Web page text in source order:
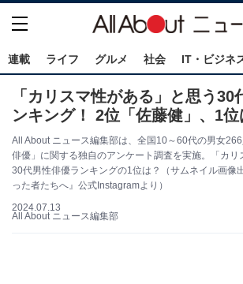
連載 ライフ グルメ 社会 IT・ビジネ
「カリスマ性がある」と思う30
ンキング！ 2位「佐藤健」、1位
All About ニュース編集部は、全国10～60代の男女
俳優」に関する独自のアンケート調査を実施。「カリ
30代男性俳優ランキングの1位は？（サムネイル画像
った者たちへ』公式Instagramより）
2024.07.13
All About ニュース編集部